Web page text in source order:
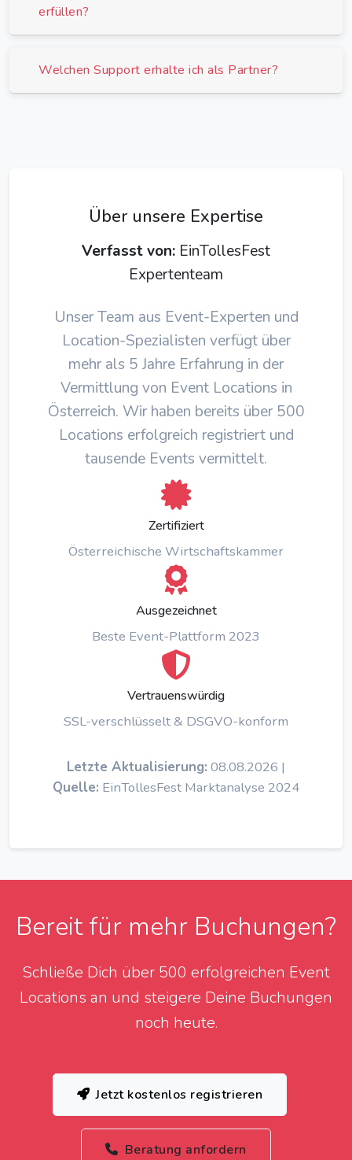
erfüllen?
Welchen Support erhalte ich als Partner?
Über unsere Expertise
Verfasst von: EinTollesFest
Expertenteam
Unser Team aus Event-Experten und
Location-Spezialisten verfügt über
mehr als 5 Jahre Erfahrung in der
Vermittlung von Event Locations in
Österreich. Wir haben bereits über 500
Locations erfolgreich registriert und
tausende Events vermittelt.
Zertifiziert
Österreichische Wirtschaftskammer
Ausgezeichnet
Beste Event-Plattform 2023
Vertrauenswürdig
SSL-verschlüsselt & DSGVO-konform
Letzte Aktualisierung: 08.08.2026 |
Quelle: EinTollesFest Marktanalyse 2024
Bereit für mehr Buchungen?
Schließe Dich über 500 erfolgreichen Event
Locations an und steigere Deine Buchungen
noch heute.
Jetzt kostenlos registrieren
Beratung anfordern